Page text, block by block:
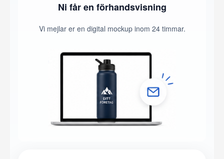
Ni får en förhandsvisning
Vi mejlar er en digital mockup inom 24 timmar.